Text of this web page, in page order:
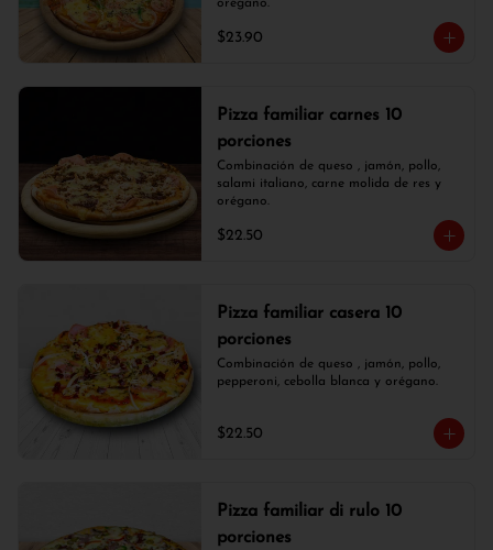
orégano.
$23.90
Pizza familiar carnes 10
porciones
Combinación de queso , jamón, pollo,
salami italiano, carne molida de res y
orégano.
$22.50
Pizza familiar casera 10
porciones
Combinación de queso , jamón, pollo,
pepperoni, cebolla blanca y orégano.
$22.50
Pizza familiar di rulo 10
porciones